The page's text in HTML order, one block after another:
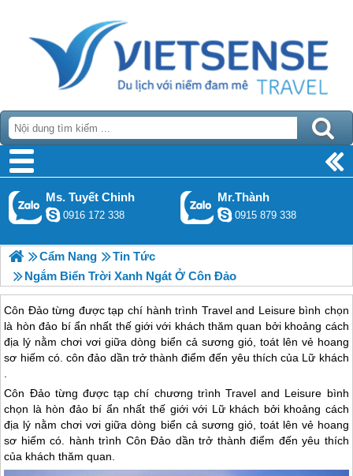
Ms. Tuyết Chinh
0916 172 338
Mr.Thành
0915 879 338
Cẩm Nang
Tin Tức
Ngắm Biển Trời Xanh Ngát Ở Côn Đảo
Côn Đảo từng được tạp chí hành trình Travel and Leisure bình chọn
là hòn đảo bí ẩn nhất thế giới với khách thăm quan bởi khoảng cách
địa lý nằm chơi vơi giữa dòng biển cả sương gió, toát lên vẻ hoang
sơ hiếm có. côn đảo dần trở thành điểm đến yêu thích của Lữ khách
.
Côn Đảotừng được tạp chí chương trình Travel and Leisure bình
chọn là hòn đảo bí ẩn nhất thế giới với Lữ khách bởi khoảng cách
địa lý nằm chơi vơi giữa dòng biển cả sương gió, toát lên vẻ hoang
sơ hiếm có. hành trình Côn Đảo dần trở thành điểm đến yêu thích
của khách thăm quan.